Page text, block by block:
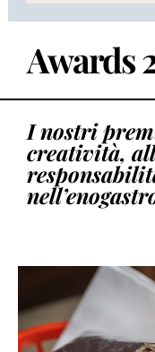
Awards
I nostri
creatività,